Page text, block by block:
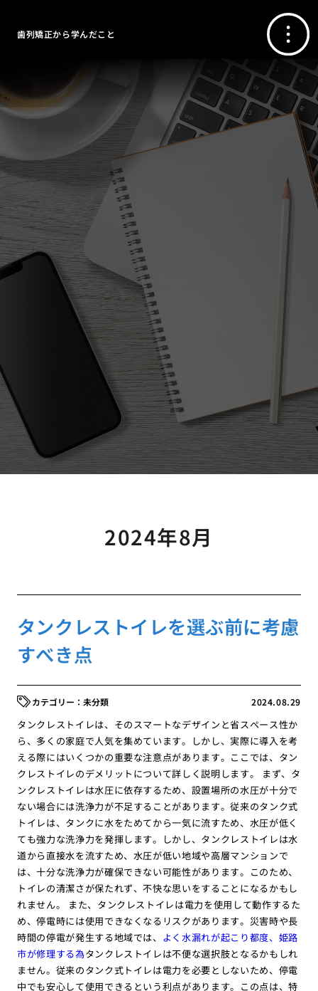
歯列矯正から学んだこと
2024年8月
タンクレストイレを選ぶ前に考慮
すべき点
2024.08.29
未分類
タンクレストイレは、そのスマートなデザインと省スペース性か
ら、多くの家庭で人気を集めています。しかし、実際に導入を考
える際にはいくつかの重要な注意点があります。ここでは、タン
クレストイレのデメリットについて詳しく説明します。 まず、タ
ンクレストイレは水圧に依存するため、設置場所の水圧が十分で
ない場合には洗浄力が不足することがあります。従来のタンク式
トイレは、タンクに水をためてから一気に流すため、水圧が低く
ても強力な洗浄力を発揮します。しかし、タンクレストイレは水
道から直接水を流すため、水圧が低い地域や高層マンションで
は、十分な洗浄力が確保できない可能性があります。このため、
トイレの清潔さが保たれず、不快な思いをすることになるかもし
れません。 また、タンクレストイレは電力を使用して動作するた
め、停電時には使用できなくなるリスクがあります。災害時や長
時間の停電が発生する地域では、 よく水漏れが起こり都度、姫路
市が修理する為タンクレストイレは不便な選択肢となるかもしれ
ません。従来のタンク式トイレは電力を必要としないため、停電
中でも安心して使用できるという利点があります。この点は、特